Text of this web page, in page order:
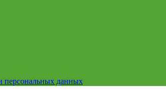
персональных данных